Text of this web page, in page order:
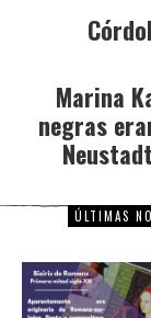
Marina
negras
ÚLTIMAS